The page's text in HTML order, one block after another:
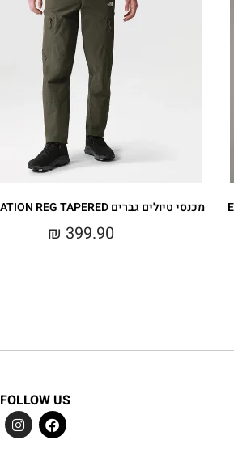
מכנסי טיולים גברים EXPLORATION REG TAPERED
₪ 399.90
FOLLOW US